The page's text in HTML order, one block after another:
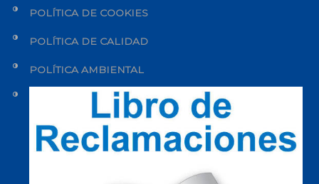
POLÍTICA DE COOKIES
POLÍTICA DE CALIDAD
POLÍTICA AMBIENTAL